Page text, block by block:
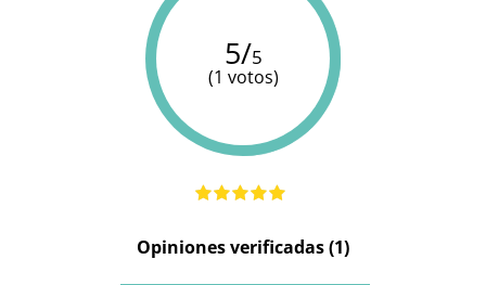
4.3 cm
Mando a
distancia
Mando a
distancia
Cargador
5/5
(1 votos)
Opiniones verificadas (1)